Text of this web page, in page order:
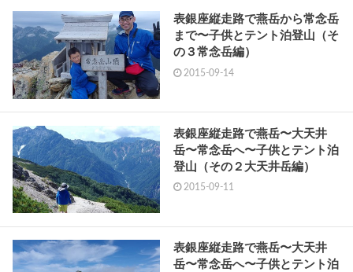
表銀座縦走路で燕岳から常念岳
まで〜子供とテント泊登山（そ
の３常念岳編）
2015-09-14
表銀座縦走路で燕岳〜大天井
岳〜常念岳へ〜子供とテント泊
登山（その２大天井岳編）
2015-09-11
表銀座縦走路で燕岳〜大天井
岳〜常念岳へ〜子供とテント泊